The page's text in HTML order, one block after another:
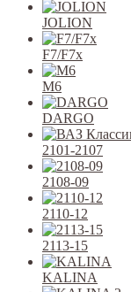
JOLION
F7/F7x
M6
DARGO
2101-2107
2108-09
2110-12
2113-15
KALINA